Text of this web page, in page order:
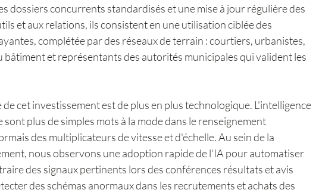
dossiers concurrents standardisés et une mise à jour régulière des
et aux relations, ils consistent en une utilisation ciblée des
complétée par des réseaux de terrain : courtiers, urbanistes,
bâtiment et représentants des autorités municipales qui valident les
cet investissement est de plus en plus technologique. L'intelligence
plus de simples mots à la mode dans le renseignement
des multiplicateurs de vitesse et d'échelle. Au sein de la
nous observons une adoption rapide de l'IA pour automatiser
des signaux pertinents lors des conférences résultats et avis
des schémas anormaux dans les recrutements et achats des